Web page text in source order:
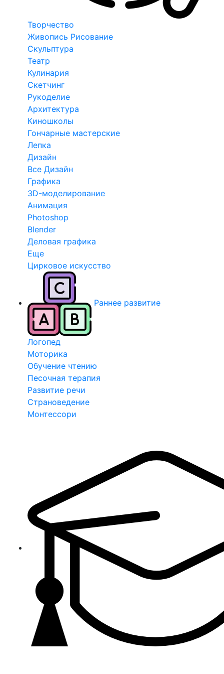
Творчество
Живопись Рисование
Скульптура
Театр
Кулинария
Скетчинг
Рукоделие
Архитектура
Киношколы
Гончарные мастерские
Лепка
Дизайн
Все Дизайн
Графика
3D-моделирование
Анимация
Photoshop
Blender
Деловая графика
Еще
Цирковое искусство
Раннее развитие
Логопед
Моторика
Обучение чтению
Песочная терапия
Развитие речи
Страноведение
Монтессори